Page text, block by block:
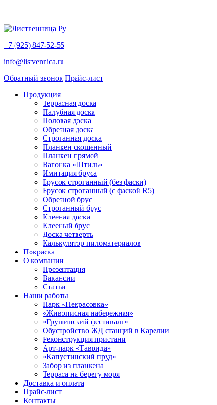
+7 (925) 847-52-55
info@listvennica.ru
Обратный звонок Прайс-лист
Продукция
Террасная доска
Палубная доска
Половая доска
Обрезная доска
Строганная доска
Планкен скошенный
Планкен прямой
Вагонка «Штиль»
Имитация бруса
Брусок строганный (без фаски)
Брусок строганный (с фаской R5)
Обрезной брус
Строганный брус
Клееная доска
Клееный брус
Доска четверть
Калькулятор пиломатериалов
Покраска
О компании
Презентация
Вакансии
Статьи
Наши работы
Парк «Некрасовка»
«Живописная набережная»
«Грушинский фестиваль»
Обустройство ЖД станций в Карелии
Реконструкция пристани
Арт-парк «Таврида»
«Капустинский пруд»
Забор из планкена
Терраса на берегу моря
Доставка и оплата
Прайс-лист
Контакты